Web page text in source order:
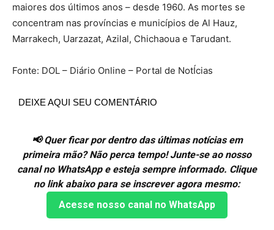
maiores dos últimos anos – desde 1960. As mortes se
concentram nas províncias e municípios de Al Hauz,
Marrakech, Uarzazat, Azilal, Chichaoua e Tarudant.
Fonte: DOL – Diário Online – Portal de NotÍcias
DEIXE AQUI SEU COMENTÁRIO
📢 Quer ficar por dentro das últimas notícias em
primeira mão? Não perca tempo! Junte-se ao nosso
canal no WhatsApp e esteja sempre informado. Clique
no link abaixo para se inscrever agora mesmo:
Acesse nosso canal no WhatsApp